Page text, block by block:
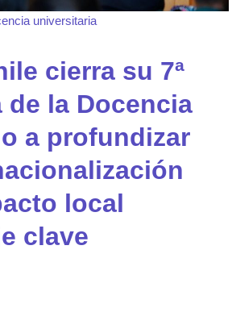
universitaria
cierra su 7ª
de la Docencia
a profundizar
local
clave